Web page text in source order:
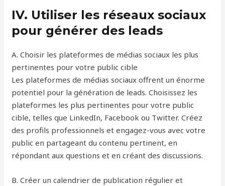
IV. Utiliser les réseaux sociaux
pour générer des leads
A. Choisir les plateformes de médias sociaux les plus
pertinentes pour votre public cible
Les plateformes de médias sociaux offrent un énorme
potentiel pour la génération de leads. Choisissez les
plateformes les plus pertinentes pour votre public
cible, telles que LinkedIn, Facebook ou Twitter. Créez
des profils professionnels et engagez-vous avec votre
public en partageant du contenu pertinent, en
répondant aux questions et en créant des discussions.
B. Créer un calendrier de publication régulier et